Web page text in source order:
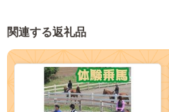
関連する返礼品